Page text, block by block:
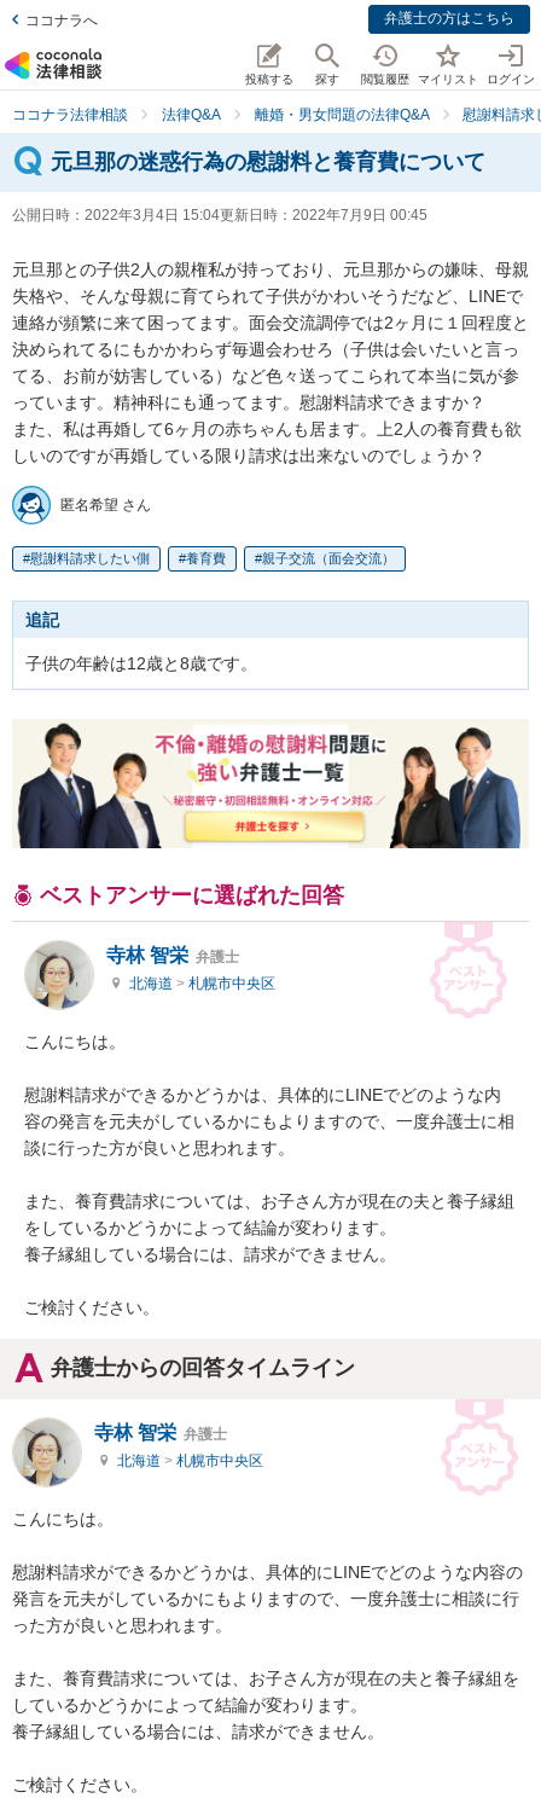
ココナラへ 弁護士の方はこちら
投稿する 探す 閲覧履歴 マイリスト ログイン
ココナラ法律相談 法律Q&A 離婚・男女問題の法律Q&A 慰謝料請求
元旦那の迷惑行為の慰謝料と養育費について
公開日時： 2022年3月4日 15:04更新日時： 2022年7月9日 00:45
元旦那との子供2人の親権私が持っており、元旦那からの嫌味、母親
失格や、そんな母親に育てられて子供がかわいそうだなど、LINEで
連絡が頻繁に来て困ってます。面会交流調停では2ヶ月に１回程度と
決められてるにもかかわらず毎週会わせろ（子供は会いたいと言っ
てる、お前が妨害している）など色々送ってこられて本当に気が参
っています。精神科にも通ってます。慰謝料請求できますか？
また、私は再婚して6ヶ月の赤ちゃんも居ます。上2人の養育費も欲
しいのですが再婚している限り請求は出来ないのでしょうか？
匿名希望 さん
慰謝料請求したい側 養育費 親子交流（面会交流）
追記
子供の年齢は12歳と8歳です。
ベストアンサーに選ばれた回答
寺林 智栄 弁護士
北海道 > 札幌市中央区
こんにちは。
慰謝料請求ができるかどうかは、具体的にLINEでどのような内
容の発言を元夫がしているかにもよりますので、一度弁護士に相
談に行った方が良いと思われます。
また、養育費請求については、お子さん方が現在の夫と養子縁組
をしているかどうかによって結論が変わります。
養子縁組している場合には、請求ができません。
ご検討ください。
弁護士からの回答タイムライン
寺林 智栄 弁護士
北海道 > 札幌市中央区
こんにちは。
慰謝料請求ができるかどうかは、具体的にLINEでどのような内容の
発言を元夫がしているかにもよりますので、一度弁護士に相談に行
った方が良いと思われます。
また、養育費請求については、お子さん方が現在の夫と養子縁組を
しているかどうかによって結論が変わります。
養子縁組している場合には、請求ができません。
ご検討ください。